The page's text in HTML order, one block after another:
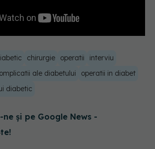
chirurgie operatii
interviu
ale diabetului
operatii in diabet
diabetic
și pe Google News -